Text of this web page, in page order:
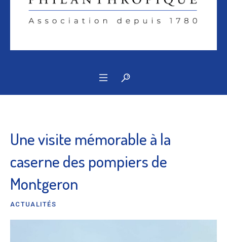
Une visite mémorable à la
caserne des pompiers de
Montgeron
ACTUALITÉS